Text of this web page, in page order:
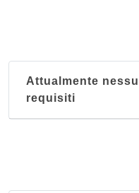
Attualmente
requisiti